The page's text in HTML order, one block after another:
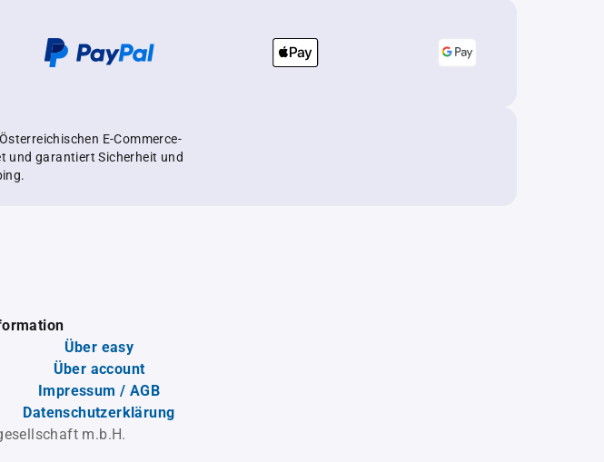
E-Commerce-
und garantiert Sicherheit und
Über easy
Über account
Impressum / AGB
Datenschutzerklärung
m.b.H.